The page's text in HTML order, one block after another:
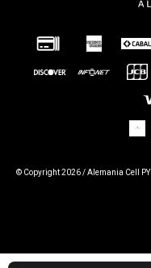
© Copyright 2026 / Alemania Cell PY